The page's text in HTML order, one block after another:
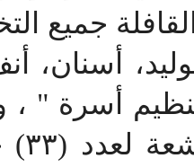
جميع
أسنان،
أسرة " ،
(١٢١٥)